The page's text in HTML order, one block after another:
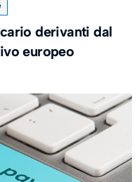
derivanti dal
europeo